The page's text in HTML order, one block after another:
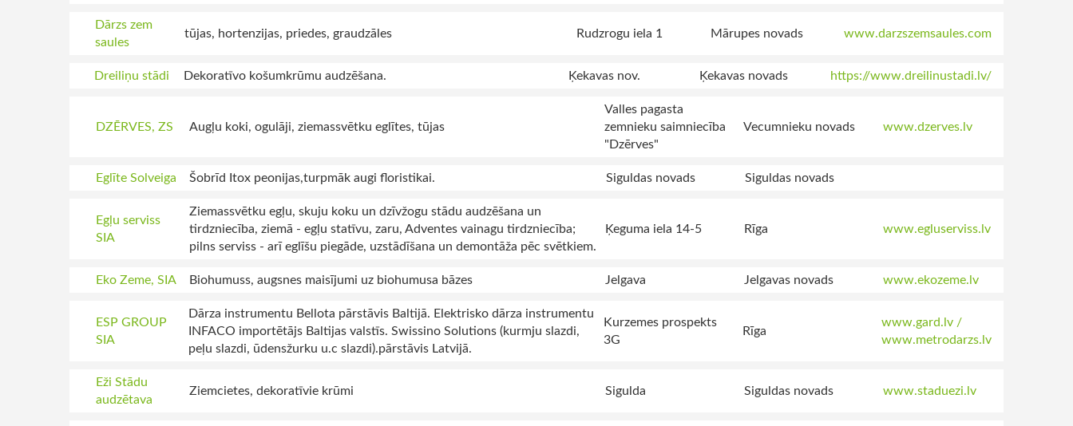
Dārzs zem
saules
tūjas, hortenzijas, priedes, graudzāles Rudzrogu iela 1 Mārupes novads www.darzszemsaules.com
Dreiliņu stādi Dekoratīvo košumkrūmu audzēšana. Ķekavas nov. Ķekavas novads https://www.dreilinustadi.lv/
DZĒRVES, ZS Augļu koki, ogulāji, ziemassvētku eglītes, tūjas
Valles pagasta
zemnieku saimniecība
"Dzērves"
Vecumnieku novads www.dzerves.lv
Eglīte Solveiga Šobrīd Itox peonijas,turpmāk augi floristikai. Siguldas novads Siguldas novads
Egļu serviss
SIA
Ziemassvētku egļu, skuju koku un dzīvžogu stādu audzēšana un
tirdzniecība, ziemā - egļu statīvu, zaru, Adventes vainagu tirdzniecība;
pilns serviss - arī eglīšu piegāde, uzstādīšana un demontāža pēc svētkiem.
Ķeguma iela 14-5 Rīga www.egluserviss.lv
Eko Zeme, SIA Biohumuss, augsnes maisījumi uz biohumusa bāzes Jelgava Jelgavas novads www.ekozeme.lv
ESP GROUP
SIA
Dārza instrumentu Bellota pārstāvis Baltijā. Elektrisko dārza instrumentu
INFACO importētājs Baltijas valstīs. Swissino Solutions (kurmju slazdi,
peļu slazdi, ūdensžurku u.c slazdi).pārstāvis Latvijā.
Kurzemes prospekts
3G
Rīga
www.gard.lv /
www.metrodarzs.lv
Eži Stādu
audzētava
Ziemcietes, dekoratīvie krūmi Sigulda Siguldas novads www.staduezi.lv